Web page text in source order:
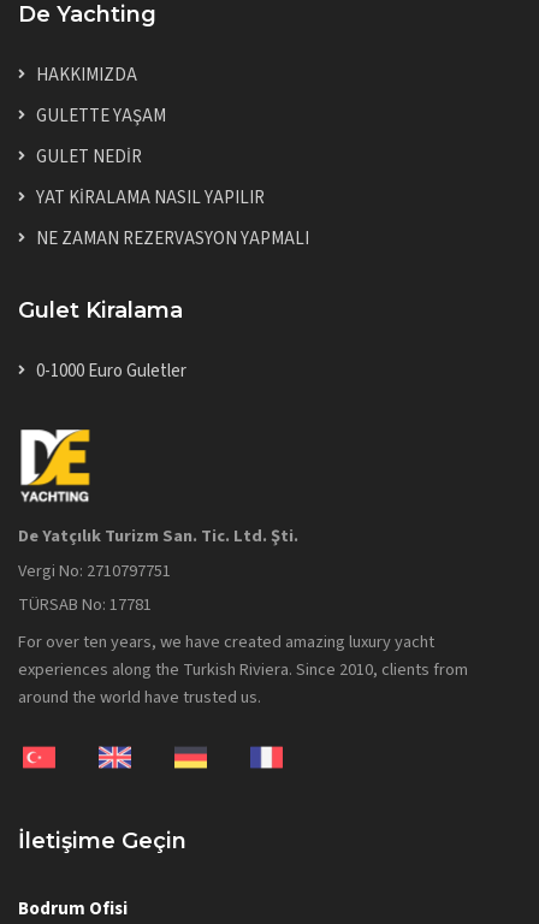
De Yachting
HAKKIMIZDA
GULETTE YAŞAM
GULET NEDİR
YAT KİRALAMA NASIL YAPILIR
NE ZAMAN REZERVASYON YAPMALI
Gulet Kiralama
0-1000 Euro Guletler
De Yatçılık Turizm San. Tic. Ltd. Şti.
Vergi No: 2710797751
TÜRSAB No: 17781
For over ten years, we have created amazing luxury yacht
experiences along the Turkish Riviera. Since 2010, clients from
around the world have trusted us.
İletişime Geçin
Bodrum Ofisi